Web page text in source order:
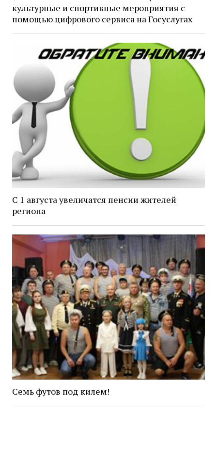
культурные и спортивные мероприятия с
помощью цифрового сервиса на Госуслугах
С 1 августа увеличатся пенсии жителей
региона
Семь футов под килем!